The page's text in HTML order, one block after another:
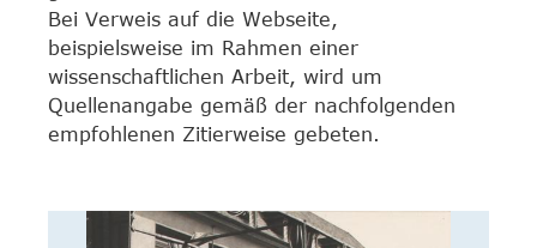
Bei Verweis auf die Webseite,
beispielsweise im Rahmen einer
wissenschaftlichen Arbeit, wird um
Quellenangabe gemäß der nachfolgenden
empfohlenen Zitierweise gebeten.